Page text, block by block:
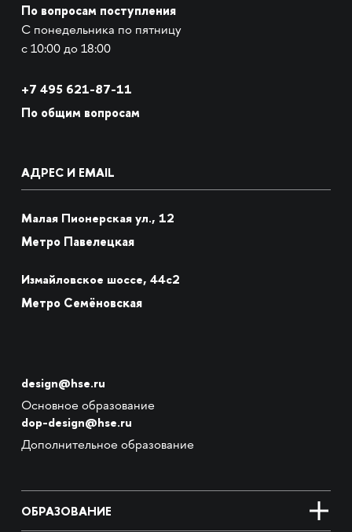
По вопросам поступления
С понедельника по пятницу
с 10:00 до 18:00
+7 495 621-87-11
По общим вопросам
АДРЕС И EMAIL
Малая Пионерская ул., 12
Метро Павелецкая
Измайловское шоссе, 44с2
Метро Семёновская
design@hse.ru
Основное образование
dop-design@hse.ru
Дополнительное образование
ОБРАЗОВАНИЕ